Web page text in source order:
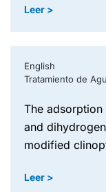
Leer >
English
Tratamiento de
the adsorption of sulphate, hydrogenchromate
and
modified
Leer >